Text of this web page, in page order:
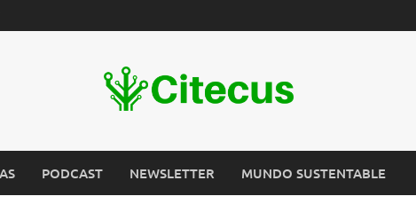
PODCAST NEWSLETTER MUNDO SUSTENTABLE